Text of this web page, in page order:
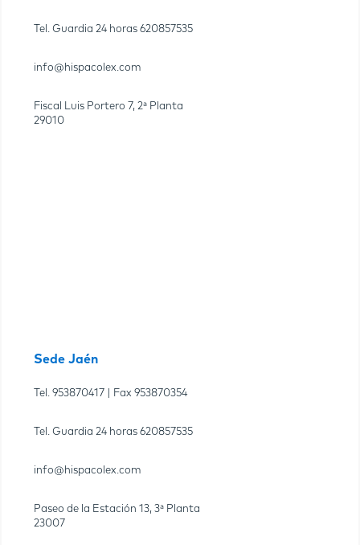
Tel. Guardia 24 horas 620857535
info@hispacolex.com
Fiscal Luis Portero 7, 2ª Planta
29010
Sede Jaén
Tel. 953870417 | Fax 953870354
Tel. Guardia 24 horas 620857535
info@hispacolex.com
Paseo de la Estación 13, 3ª Planta
23007